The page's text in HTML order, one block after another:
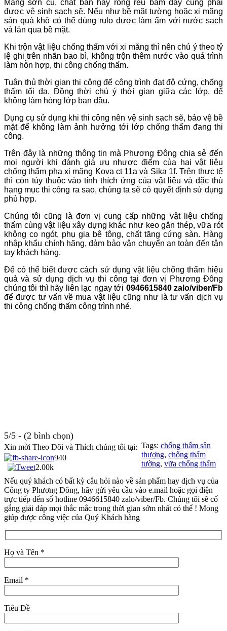
Màng sơn cũ, chất bẩn hay rong rêu bám đầy cũng phải
được vệ sinh sạch sẽ. Nếu như bề mặt tường hoặc xi măng
sàn quá khô có thể dùng rulo được làm ẩm với nước sạch
và lăn qua bề mặt.
Khi trộn vật liệu chống thấm với xi măng thì nên chú ý theo tỷ
lệ ghi trên nhãn bao bì, không trộn thêm nước vào quá trình
làm hỗn hợp, thi công chống thấm.
Tuân thủ thời gian thi công để công trình đạt độ cứng, chống
thấm tối đa. Đồng thời chú ý thời gian giữa các lớp, để
không làm hỏng lớp ban đầu.
Dụng cụ sử dụng khi thi công nên vệ sinh sạch sẽ, bảo vệ bề
mặt để không làm ảnh hưởng tới lớp chống thấm đang thi
công.
Trên đây là những thông tin mà Phương Đông chia sẻ đến
mọi người khi đánh giá ưu nhược điểm của hai vật liệu
chống thấm pha xi măng Kova ct 11a và Sika 1f. Trên thực tế
thì còn tùy thuộc vào tính thích ứng của vật liệu và đặc thù
hạng mục thi công ra sao, chúng ta sẽ có quyết định sử dụng
phù hợp.
Chúng tôi cũng là đơn vị cung cấp những vật liệu chống
thấm cùng vật liệu xây dựng khác như keo gắn thép, vữa rót
không co ngót, phụ gia bê tông, chất tăng cứng sàn. Hàng
nhập khẩu chính hãng, đảm bảo vận chuyển an toàn đến tận
tay khách hàng.
Để có thể biết được cách sử dụng vật liệu chống thấm hiệu
quả và sử dụng dịch vụ thi công tại đơn vị Phương Đông
chúng tôi thì hãy liên lạc ngay tới 0946615840 zalo/viber/Fb
để được tư vấn về mua vật liệu cũng như là tư vấn dịch vụ
thi công chống thấm công trình nhé.
5/5 - (2 bình chọn)
Xin mời Theo Dõi và Thích chúng tôi tại:
940
2.00k
Tags: chống thấm sân
thượng, chống thấm
tường, vữa chống thấm
Nếu quý khách có bất kỳ câu hỏi nào về sản phẩm hay dịch vụ của
Công ty Phương Đông, hãy gửi yêu cầu vào e.mail hoặc gọi điện
trực tiếp đến số hotline 0946615840 zalo/viber/Fb. Chúng tôi sẽ cố
gắng giải đáp mọi thắc mắc trong thời gian sớm nhất có thể ! Mong
giúp được công việc của Quý Khách hàng
Họ và Tên *
Email *
Tiêu Đề